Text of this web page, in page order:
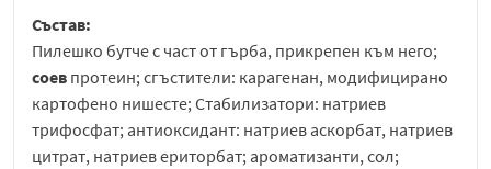
Състав:
Пилешко бутче с част от гърба, прикрепен към него;
соев протеин; сгъстители: карагенан, модифицирано
картофено нишесте; Стабилизатори: натриев
трифосфат; антиоксидант: натриев аскорбат, натриев
цитрат, натриев ериторбат; ароматизанти, сол;